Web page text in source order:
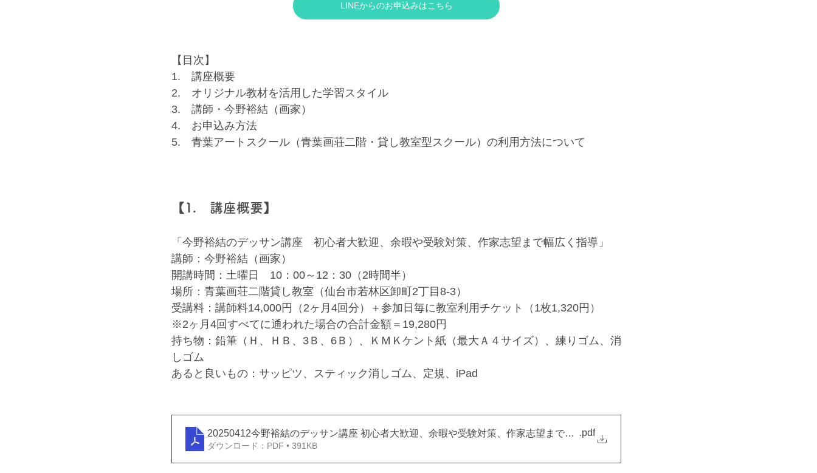
LINEからのお申込みはこちら
【目次】
1.　講座概要
2.　オリジナル教材を活用した学習スタイル
3.　講師・今野裕結（画家）
4.　お申込み方法
5.　青葉アートスクール（青葉画荘二階・貸し教室型スクール）の利用方法について
【1.　講座概要】
「今野裕結のデッサン講座　初心者大歓迎、余暇や受験対策、作家志望まで幅広く指導」
講師：今野裕結（画家）
開講時間：土曜日　10：00～12：30（2時間半）
場所：青葉画荘二階貸し教室（仙台市若林区卸町2丁目8-3）
受講料：講師料14,000円（2ヶ月4回分）＋参加日毎に教室利用チケット（1枚1,320円）
※2ヶ月4回すべてに通われた場合の合計金額＝19,280円
持ち物：鉛筆（Ｈ、ＨＢ、3Ｂ、6Ｂ）、ＫＭＫケント紙（最大Ａ４サイズ）、練りゴム、消
しゴム
あると良いもの：サッピツ、スティック消しゴム、定規、iPad
20250412今野裕結のデッサン講座 初心者大歓迎、余暇や受験対策、作家志望まで幅広く指導カリキュラム表
.pdf
ダウンロード：PDF • 391KB